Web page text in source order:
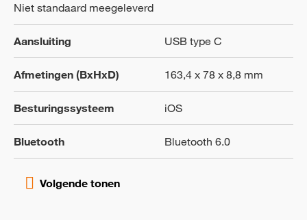
Niet standaard meegeleverd
Aansluiting USB type C
Afmetingen (BxHxD) 163,4 x 78 x 8,8 mm
Besturingssysteem iOS
Bluetooth Bluetooth 6.0